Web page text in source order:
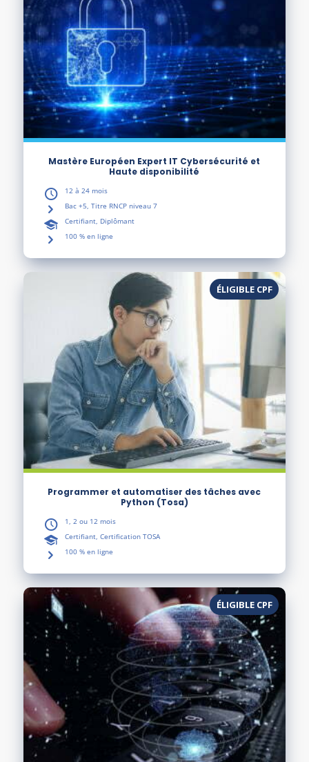
Mastère Européen Expert IT Cybersécurité et
Haute disponibilité
12 à 24 mois
Bac +5, Titre RNCP niveau 7
Certifiant, Diplômant
100 % en ligne
ÉLIGIBLE CPF
Programmer et automatiser des tâches avec
Python (Tosa)
1, 2 ou 12 mois
Certifiant, Certification TOSA
100 % en ligne
ÉLIGIBLE CPF